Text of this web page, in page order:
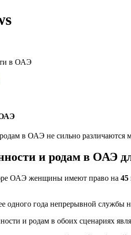
в ОАЭ
ОАЭ
в ОАЭ не сильно различаются
и родам в ОАЭ
ОАЭ женщины имеют право на 45
одного года непрерывной службы
и родам в обоих сценариях